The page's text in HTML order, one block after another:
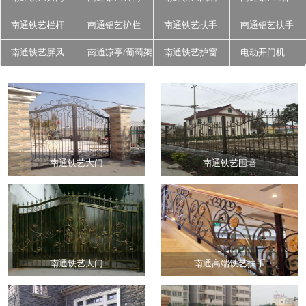
南通铁艺栏杆 南通铝艺护栏 南通铁艺扶手 南通铝艺扶手
南通铁艺屏风 南通凉亭/葡萄架 南通铁艺护窗 电动开门机
南通铁艺大门 南通铁艺围墙
南通铁艺大门 南通高端铁艺扶手